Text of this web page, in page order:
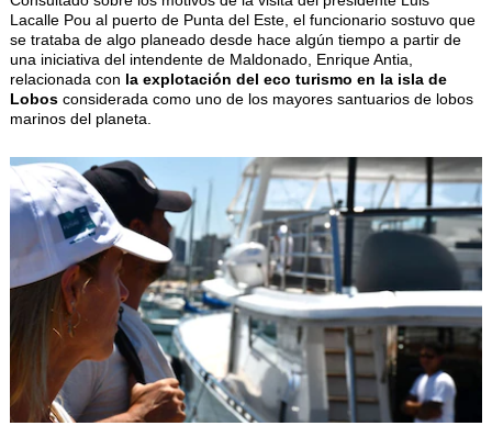
Lacalle Pou al puerto de Punta del Este, el funcionario sostuvo que
se trataba de algo planeado desde hace algún tiempo a partir de
una iniciativa del intendente de Maldonado, Enrique Antia,
relacionada con la explotación del eco turismo en la isla de
Lobos considerada como uno de los mayores santuarios de lobos
marinos del planeta.